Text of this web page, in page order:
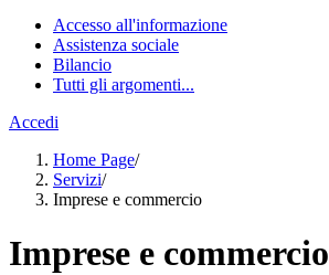
Accesso all'informazione
Assistenza sociale
Bilancio
Tutti gli argomenti...
Accedi
Home Page/
Servizi/
Imprese e commercio
Imprese e commercio